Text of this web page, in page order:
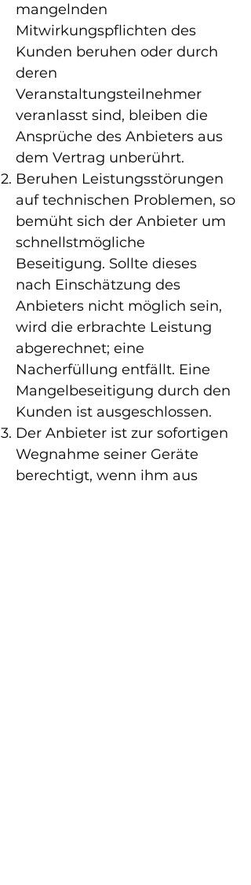
mangelnden
Mitwirkungspflichten des
Kunden beruhen oder durch
deren
Veranstaltungsteilnehmer
veranlasst sind, bleiben die
Ansprüche des Anbieters aus
dem Vertrag unberührt.
Beruhen Leistungsstörungen
auf technischen Problemen, so
bemüht sich der Anbieter um
schnellstmögliche
Beseitigung. Sollte dieses
nach Einschätzung des
Anbieters nicht möglich sein,
wird die erbrachte Leistung
abgerechnet; eine
Nacherfüllung entfällt. Eine
Mangelbeseitigung durch den
Kunden ist ausgeschlossen.
Der Anbieter ist zur sofortigen
Wegnahme seiner Geräte
berechtigt, wenn ihm aus